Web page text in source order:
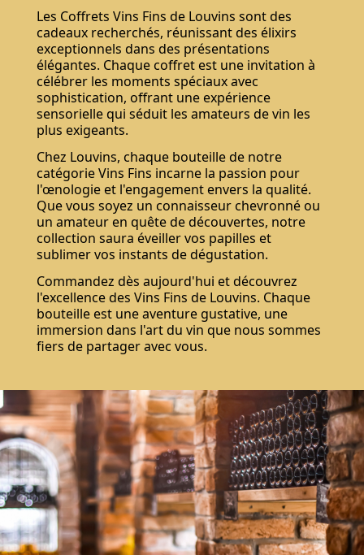
Les Coffrets Vins Fins de Louvins sont des
cadeaux recherchés, réunissant des élixirs
exceptionnels dans des présentations
élégantes. Chaque coffret est une invitation à
célébrer les moments spéciaux avec
sophistication, offrant une expérience
sensorielle qui séduit les amateurs de vin les
plus exigeants.
Chez Louvins, chaque bouteille de notre
catégorie Vins Fins incarne la passion pour
l'œnologie et l'engagement envers la qualité.
Que vous soyez un connaisseur chevronné ou
un amateur en quête de découvertes, notre
collection saura éveiller vos papilles et
sublimer vos instants de dégustation.
Commandez dès aujourd'hui et découvrez
l'excellence des Vins Fins de Louvins. Chaque
bouteille est une aventure gustative, une
immersion dans l'art du vin que nous sommes
fiers de partager avec vous.
Ne pas montrer de nouveau.
S'abonner